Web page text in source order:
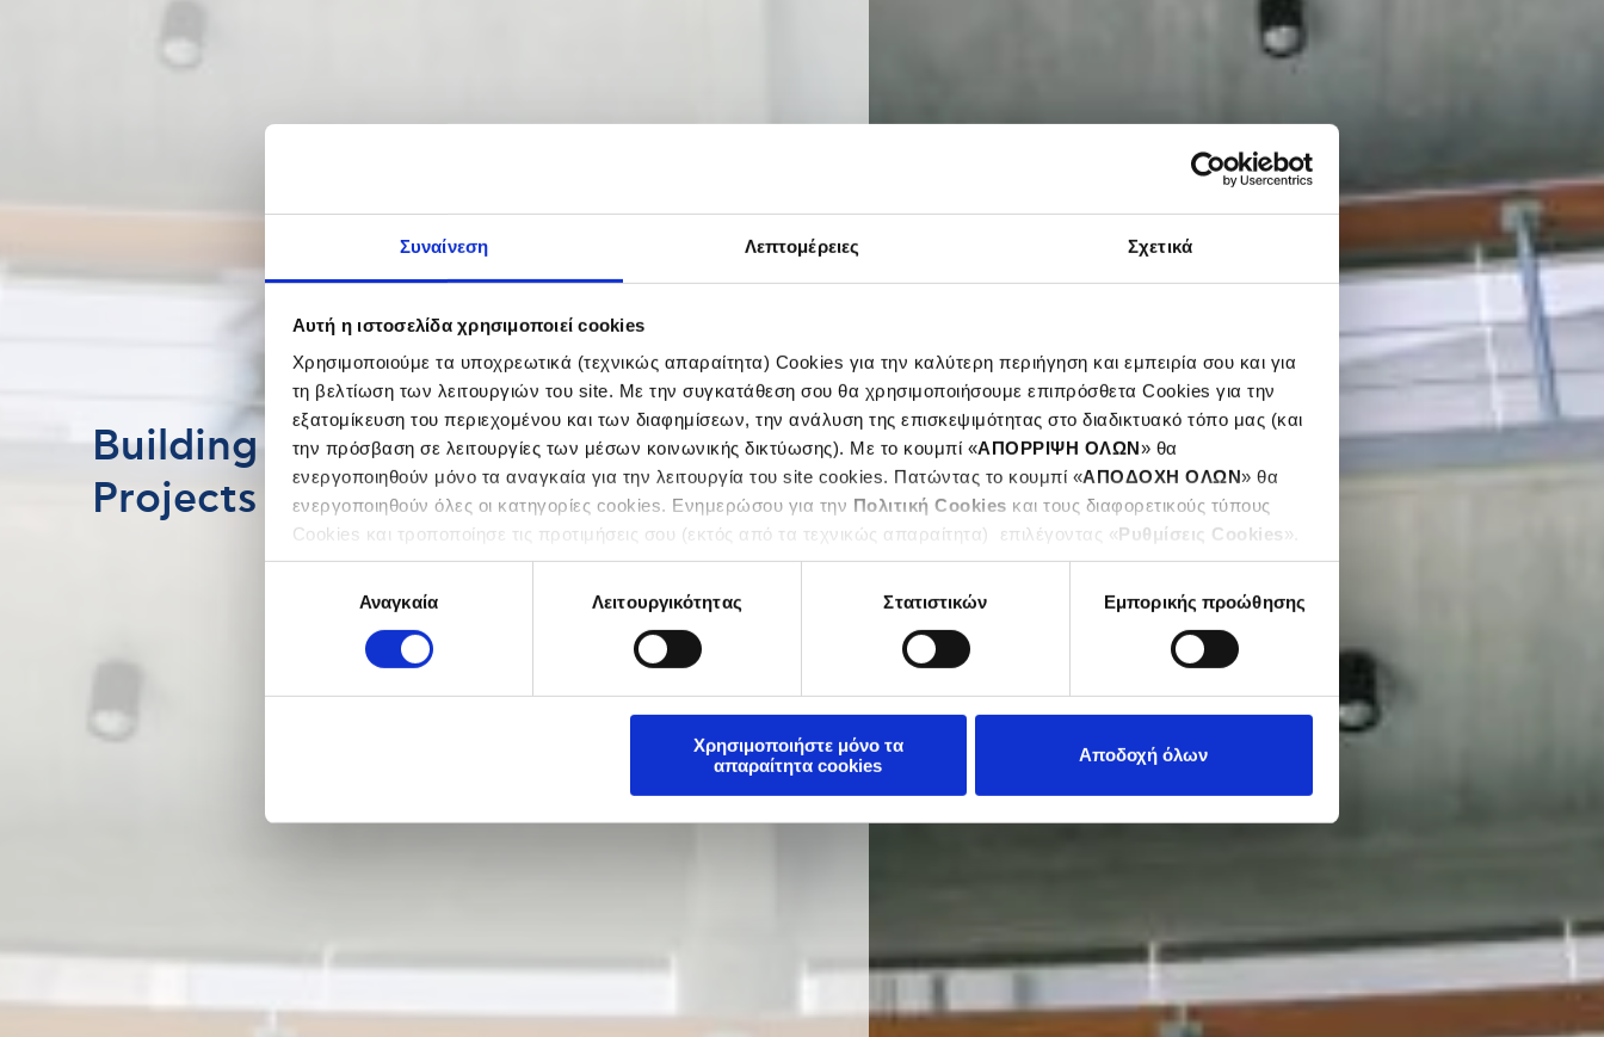
Συναίνεση Λεπτομέρειες Σχετικά
Αυτή η ιστοσελίδα χρησιμοποιεί cookies
Χρησιμοποιούμε τα υποχρεωτικά (τεχνικώς απαραίτητα) Cookies για την καλύτερη περιήγηση και εμπειρία σου και για
τη βελτίωση των λειτουργιών του site. Με την συγκατάθεση σου θα χρησιμοποιήσουμε επιπρόσθετα Cookies για την
εξατομίκευση του περιεχομένου και των διαφημίσεων, την ανάλυση της επισκεψιμότητας στο διαδικτυακό τόπο μας (και
την πρόσβαση σε λειτουργίες των μέσων κοινωνικής δικτύωσης). Με το κουμπί «ΑΠΟΡΡΙΨΗ ΟΛΩΝ» θα
ενεργοποιηθούν μόνο τα αναγκαία για την λειτουργία του site cookies. Πατώντας το κουμπί «ΑΠΟΔΟΧΗ ΟΛΩΝ» θα
ενεργοποιηθούν όλες οι κατηγορίες cookies. Ενημερώσου για την Πολιτική Cookies και τους διαφορετικούς τύπους
Cookies και τροποποίησε τις προτιμήσεις σου (εκτός από τα τεχνικώς απαραίτητα) επιλέγοντας «Ρυθμίσεις Cookies».
συγκατάθεσηςΑναγκαία Λειτουργικότητας Στατιστικών Εμπορικής προώθησης
Χρησιμοποιήστε μόνο τα
απαραίτητα cookies
Αποδοχή όλων
Building & Real Estate
Projects